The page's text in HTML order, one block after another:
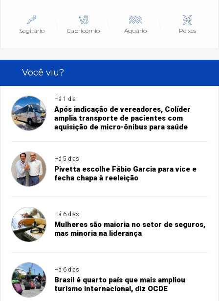
Sagitário Capricórnio Aquário Peixes
Você viu?
Há 1 dia
Após indicação de vereadores, Colíder
amplia transporte de pacientes com
aquisição de micro-ônibus para saúde
Há 5 dias
Pivetta escolhe Fábio Garcia para vice e
fecha chapa à reeleição
Há 6 dias
Mulheres são maioria no setor de seguros,
mas minoria na liderança
Há 6 dias
Brasil é quarto país que mais ampliou
turismo internacional, diz OCDE